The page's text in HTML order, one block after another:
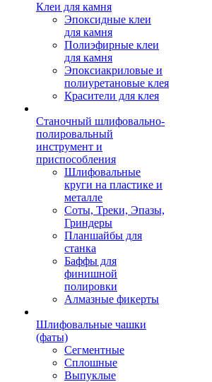
Клеи для камня
Эпоксидные клеи
для камня
Полиэфирные клеи
для камня
Эпоксиакриловые и
полиуретановые клея
Красители для клея
Станочный шлифовально-
полировальный
инструмент и
приспособления
Шлифовальные
круги на пластике и
металле
Соты, Треки, Эпазы,
Гриндеры
Планшайбы для
станка
Баффы для
финишной
полировки
Алмазные фикерты
Шлифовальные чашки
(фаты)
Сегментные
Сплошные
Выпуклые